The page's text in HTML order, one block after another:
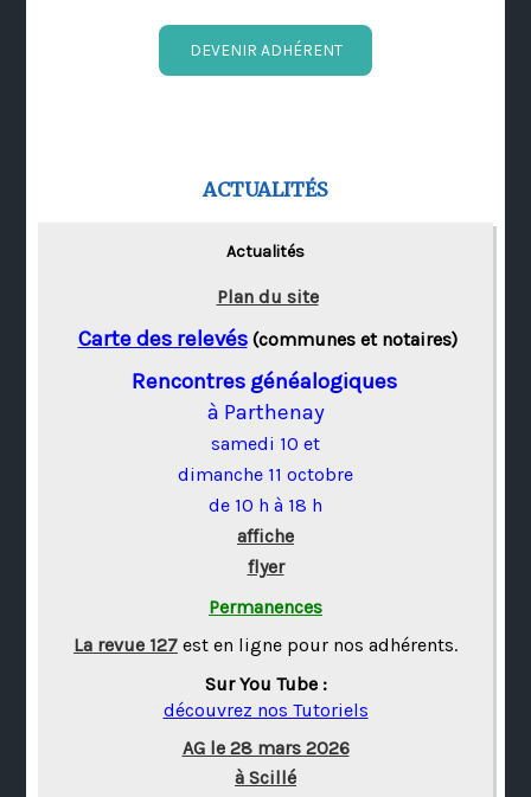
DEVENIR ADHÉRENT
ACTUALITÉS
Actualités
Plan du site
Carte des relevés(communes et notaires)
Rencontres généalogiques
à Parthenay
samedi 10 et
dimanche 11 octobre
de 10 h à 18 h
affiche
flyer
Permanences
La revue 127 est en ligne pour nos adhérents.
Sur You Tube :
découvrez nos Tutoriels
AG le 28 mars 2026
à Scillé